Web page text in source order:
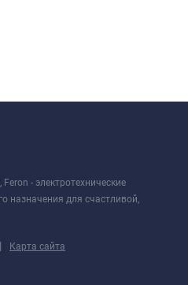
- электротехнические
назначения для счастливой,
| Карта сайта